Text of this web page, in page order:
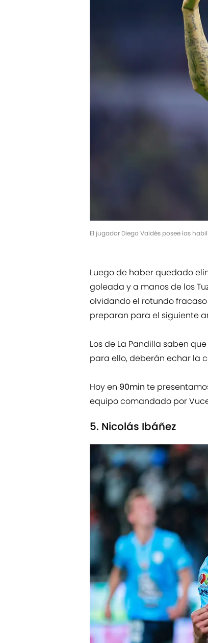
El jugador Diego Valdés posee las
Luego de haber quedado
goleada y a manos de los
olvidando el rotundo
preparan para el siguiente
Los de La Pandilla saben
para ello, deberán echar la
Hoy en 90min te
equipo comandado por
5. Nicolás Ibáñez